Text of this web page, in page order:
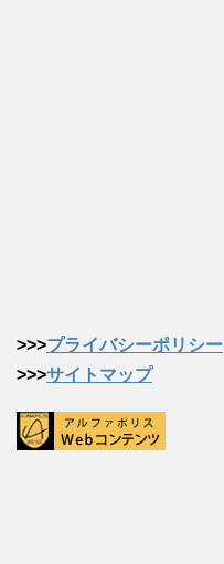
>>>プライバシーポリシー
>>>サイトマップ